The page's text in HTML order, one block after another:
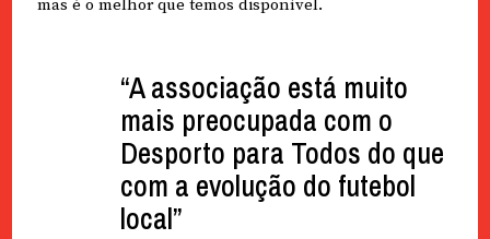
mas é o melhor que temos disponível.
“A associação está muito
mais preocupada com o
Desporto para Todos do que
com a evolução do futebol
local”